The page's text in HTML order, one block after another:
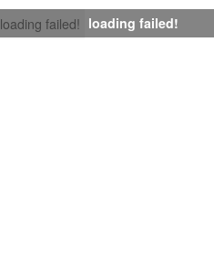
loading failed! loading failed!